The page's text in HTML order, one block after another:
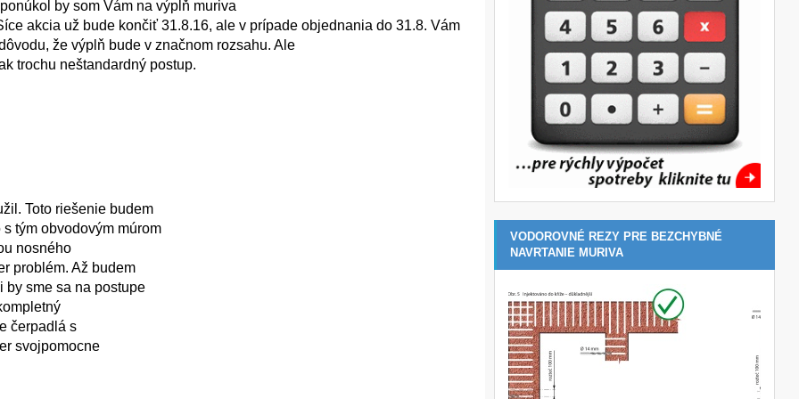
by som Vám na výplň muriva
akcia už bude končiť 31.8.16, ale v prípade objednania do 31.8. Vám
že výplň bude v značnom rozsahu. Ale
trochu neštandardný postup.
Toto riešenie budem
tým obvodovým múrom
nosného
problém. Až budem
by sme sa na postupe
čerpadlá s
svojpomocne
VODOROVNÉ REZY PRE BEZCHYBNÉ
NAVRTANIE MURIVA